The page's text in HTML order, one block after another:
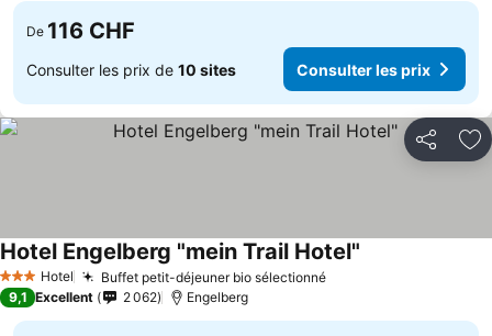
De 116 CHF
Consulter les prix de 10 sites Consulter les prix
Partager
3 ÉtoilesHotel Buffet petit-déjeuner bio sélectionné
Hotel Engelberg "mein Trail Hotel"
9,1 Excellent 2 062 Engelberg